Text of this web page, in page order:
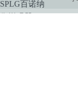
SPLG百诺纳